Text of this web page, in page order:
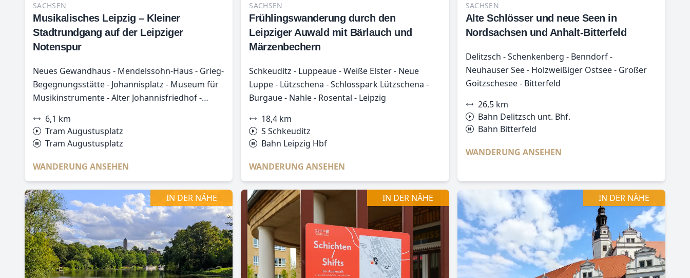
SACHSEN
Musikalisches Leipzig – Kleiner
Stadtrundgang auf der Leipziger
Notenspur
Neues Gewandhaus - Mendelssohn-Haus - Grieg-
Begegnungsstätte - Johannisplatz - Museum für
Musikinstrumente - Alter Johannisfriedhof -
Nikolaischule - Alte Handelsbörse - Altes
Rathaus - Barthels Hof - Thomaskirche -
Städtisches Kaufhaus - Neues Augusteum und
Paulinum
6,1 km
Tram Augustusplatz
Tram Augustusplatz
WANDERUNG ANSEHEN
SACHSEN
Frühlingswanderung durch den
Leipziger Auwald mit Bärlauch und
Märzenbechern
Schkeuditz - Luppeaue - Weiße Elster - Neue
Luppe - Lützschena - Schlosspark Lützschena -
Burgaue - Nahle - Rosental - Leipzig
18,4 km
S Schkeuditz
Bahn Leipzig Hbf
WANDERUNG ANSEHEN
SACHSEN
Alte Schlösser und neue Seen in
Nordsachsen und Anhalt-Bitterfeld
Delitzsch - Schenkenberg - Benndorf -
Neuhauser See - Holzweißiger Ostsee - Großer
Goitzschesee - Bitterfeld
26,5 km
Bahn Delitzsch unt. Bhf.
Bahn Bitterfeld
WANDERUNG ANSEHEN
IN DER NÄHE IN DER NÄHE IN DER NÄHE